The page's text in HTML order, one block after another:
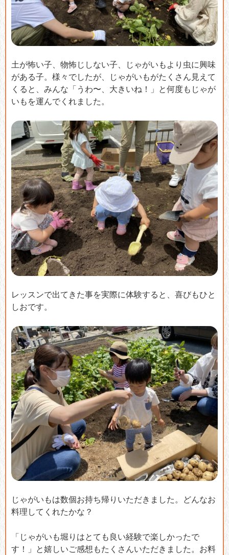
土が怖い子、物怖じしない子、じゃがいもより虫に興味
がある子。様々でしたが、じゃがいもがたくさん見えて
くると、みんな「うわ〜、大きいね！」と何度もじゃが
いもを運んでくれました。
レッスンで出てきた事を実際に体験すると、喜びもひと
しおです。
じゃがいもは数個お持ち帰りいただきました。どんなお
料理してくれたかな？
「じゃがいも堀りはとても良い経験で楽しかったで
す！」と嬉しいご感想もたくさんいただきました。お料